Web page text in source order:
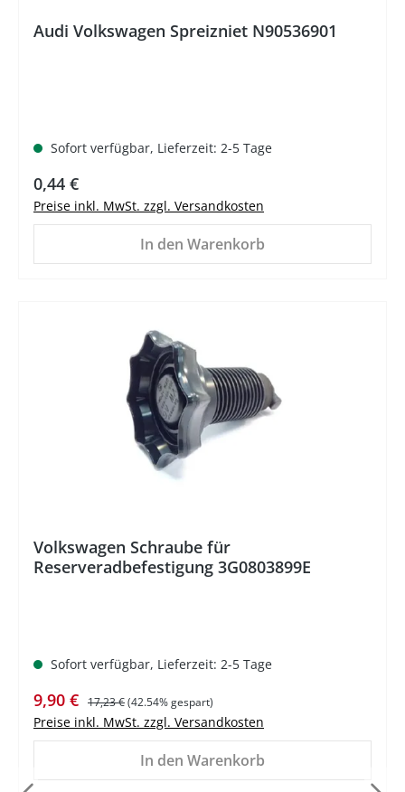
Audi Volkswagen Spreizniet N90536901
Sofort verfügbar, Lieferzeit: 2-5 Tage
Regulärer Preis:
0,44 €
Preise inkl. MwSt. zzgl. Versandkosten
In den Warenkorb
Volkswagen Schraube für
Reserveradbefestigung 3G0803899E
Sofort verfügbar, Lieferzeit: 2-5 Tage
Verkaufspreis:
9,90 € Regulärer Preis:
17,23 €(42.54% gespart)
Preise inkl. MwSt. zzgl. Versandkosten
In den Warenkorb